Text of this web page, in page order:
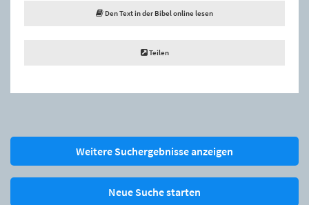
Den Text in der Bibel online lesen
Teilen
Weitere Suchergebnisse anzeigen
Neue Suche starten